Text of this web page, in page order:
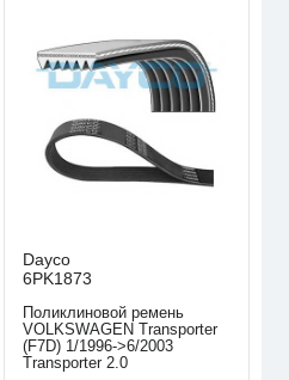
Dayco
6PK1873
Поликлиновой ремень
VOLKSWAGEN Transporter
(F7D) 1/1996->6/2003
Transporter 2.0